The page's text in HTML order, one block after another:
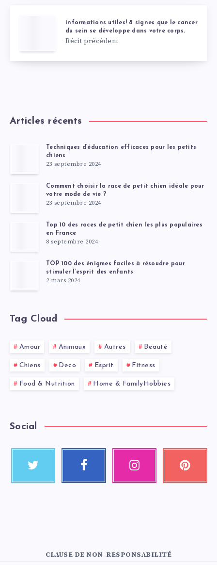
informations utiles! 8 signes que le cancer
du sein se développe dans votre corps.
Récit précédent
Articles récents
Techniques d’éducation efficaces pour les petits
chiens
23 septembre 2024
Comment choisir la race de petit chien idéale pour
votre mode de vie ?
23 septembre 2024
Top 10 des races de petit chien les plus populaires
en France
8 septembre 2024
TOP 100 des énigmes faciles à résoudre pour
stimuler l’esprit des enfants
2 mars 2024
Tag Cloud
Amour Animaux Autres Beauté
Chiens Deco Esprit Fitness
Food & Nutrition Home & FamilyHobbies
Social
CLAUSE DE NON-RESPONSABILITÉ